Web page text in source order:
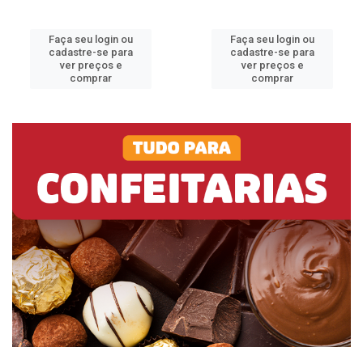
Faça seu login ou
cadastre-se para
ver preços e
comprar
Faça seu login ou
cadastre-se para
ver preços e
comprar